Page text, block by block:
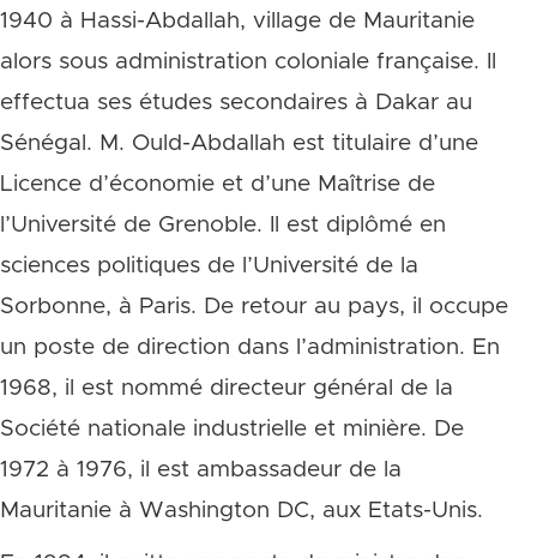
1940 à Hassi-Abdallah, village de Mauritanie
alors sous administration coloniale française. Il
effectua ses études secondaires à Dakar au
Sénégal. M. Ould-Abdallah est titulaire d’une
Licence d’économie et d’une Maîtrise de
l’Université de Grenoble. Il est diplômé en
sciences politiques de l’Université de la
Sorbonne, à Paris. De retour au pays, il occupe
un poste de direction dans l’administration. En
1968, il est nommé directeur général de la
Société nationale industrielle et minière. De
1972 à 1976, il est ambassadeur de la
Mauritanie à Washington DC, aux Etats-Unis.